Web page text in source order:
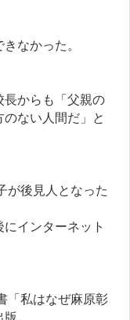
なかった。
からも「父親の
ない人間だ」と
後見人となった
インターネット
「私はなぜ麻原彰
。